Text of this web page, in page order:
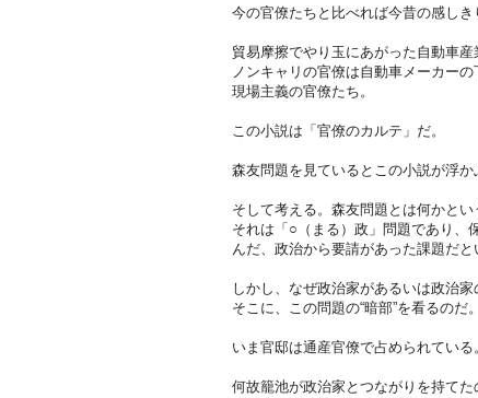
今の官僚たちと比べれば今昔の感しき
貿易摩擦でやり玉にあがった自動車産
ノンキャリの官僚は自動車メーカーの
現場主義の官僚たち。
この小説は「官僚のカルテ」だ。
森友問題を見ているとこの小説が浮か
そして考える。森友問題とは何かと
それは「○（まる）政」問題であり、
んだ、政治から要請があった課題だと
しかし、なぜ政治家があるいは政治
そこに、この問題の“暗部”を看るのだ。
いま官邸は通産官僚で占められてい
何故籠池が政治家とつながりを持て